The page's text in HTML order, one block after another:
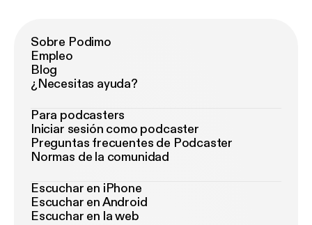
Sobre Podimo
Empleo
Blog
¿Necesitas ayuda?
Para podcasters
Iniciar sesión como podcaster
Preguntas frecuentes de Podcaster
Normas de la comunidad
Escuchar en iPhone
Escuchar en Android
Escuchar en la web